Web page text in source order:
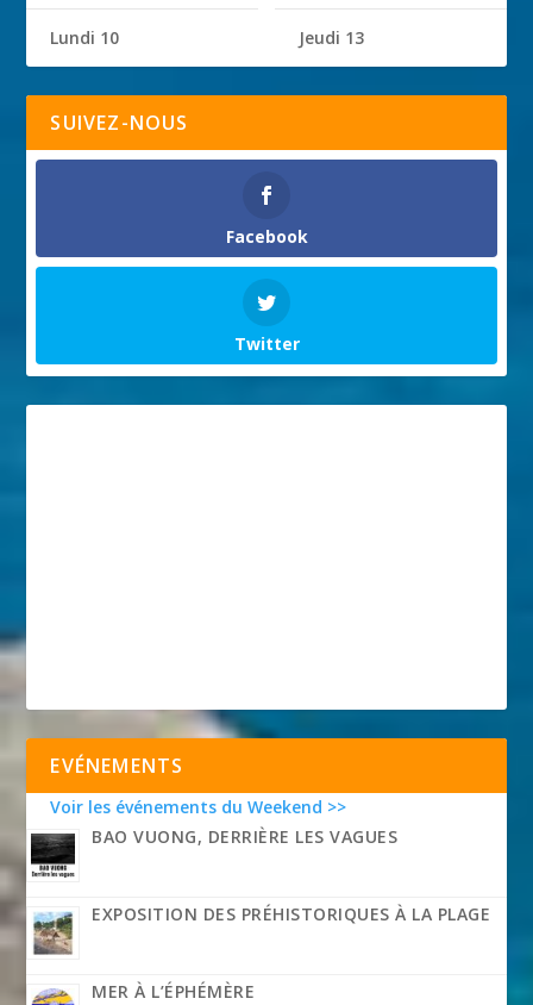
Lundi 10 Jeudi 13
SUIVEZ-NOUS
Facebook
Twitter
EVÉNEMENTS
Voir les événements du Weekend >>
BAO VUONG, DERRIÈRE LES VAGUES
EXPOSITION DES PRÉHISTORIQUES À LA PLAGE
MER À L’ÉPHÉMÈRE